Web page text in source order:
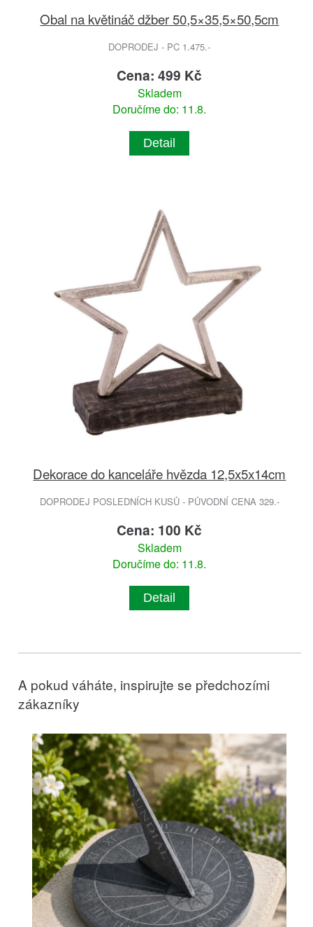
Obal na květináč džber 50,5×35,5×50,5cm
DOPRODEJ - PC 1.475.-
Cena: 499 Kč
Skladem
Doručíme do: 11.8.
Detail
Dekorace do kanceláře hvězda 12,5x5x14cm
DOPRODEJ POSLEDNÍCH KUSŮ - PŮVODNÍ CENA 329.-
Cena: 100 Kč
Skladem
Doručíme do: 11.8.
Detail
A pokud váháte, inspirujte se předchozími
zákazníky